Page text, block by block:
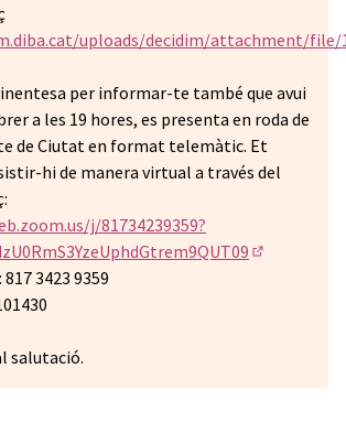
uploads/decidim/attachment/file/
per informar-te també que avui
a les 19 hores, es presenta en roda de
de Ciutat en format telemàtic. Et
hi de manera virtual a través del
j/81734239359?
3423 9359
salutació.